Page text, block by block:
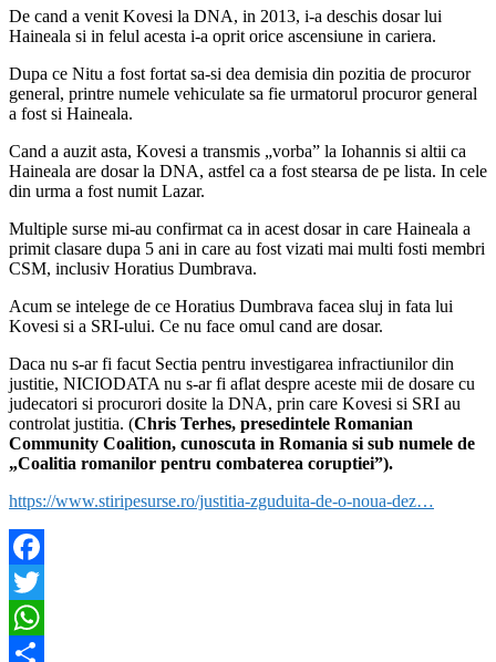
De cand a venit Kovesi la DNA, in 2013, i-a deschis dosar lui
Haineala si in felul acesta i-a oprit orice ascensiune in cariera.
Dupa ce Nitu a fost fortat sa-si dea demisia din pozitia de procuror
general, printre numele vehiculate sa fie urmatorul procuror general
a fost si Haineala.
Cand a auzit asta, Kovesi a transmis „vorba” la Iohannis si altii ca
Haineala are dosar la DNA, astfel ca a fost stearsa de pe lista. In cele
din urma a fost numit Lazar.
Multiple surse mi-au confirmat ca in acest dosar in care Haineala a
primit clasare dupa 5 ani in care au fost vizati mai multi fosti membri
CSM, inclusiv Horatius Dumbrava.
Acum se intelege de ce Horatius Dumbrava facea sluj in fata lui
Kovesi si a SRI-ului. Ce nu face omul cand are dosar.
Daca nu s-ar fi facut Sectia pentru investigarea infractiunilor din
justitie, NICIODATA nu s-ar fi aflat despre aceste mii de dosare cu
judecatori si procurori dosite la DNA, prin care Kovesi si SRI au
controlat justitia. (Chris Terhes, presedintele Romanian
Community Coalition, cunoscuta in Romania si sub numele de
„Coalitia romanilor pentru combaterea coruptiei”).
https://www.stiripesurse.ro/justitia-zguduita-de-o-noua-dez…
Facebook
Twitter
WhatsApp